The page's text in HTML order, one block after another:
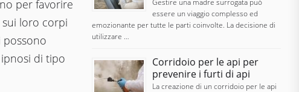
per favorire
loro corpi
possono
di tipo
Gestire una madre surrogata può
essere un viaggio complesso ed
emozionante per tutte le parti coinvolte. La decisione di
utilizzare …
Corridoio per le api per
prevenire i furti di api
La creazione di un corridoio per le api